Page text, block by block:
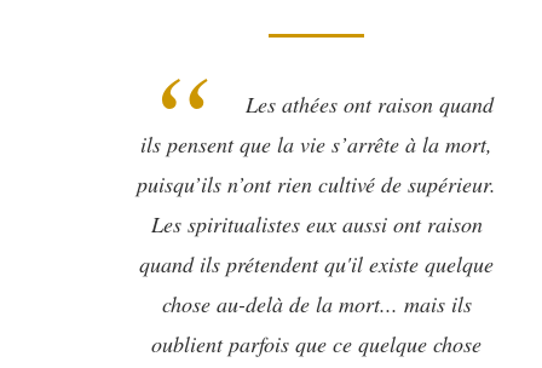
Les athées ont raison quand
ils pensent que la vie s’arrête à la mort,
puisqu’ils n’ont rien cultivé de supérieur.
Les spiritualistes eux aussi ont raison
quand ils prétendent qu'il existe quelque
chose au-delà de la mort... mais ils
oublient parfois que ce quelque chose